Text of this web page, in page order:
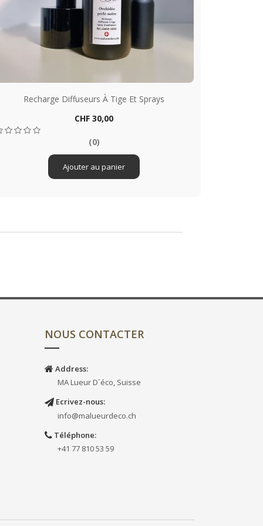
Aperçu rapide
Recharge Diffuseurs À Tige Et Sprays
Prix
CHF 30,00
(0)
Ajouter au panier
NOUS CONTACTER
Address:
MA Lueur D´éco, Suisse
Ecrivez-nous:
info@malueurdeco.ch
Téléphone:
+41 77 810 53 59